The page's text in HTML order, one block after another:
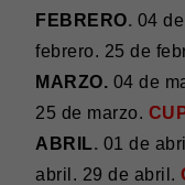
FEBRERO. 04
febrero. 25 de
MARZO. 04 de
25 de marzo.
ABRIL. 01 de
abril. 29 de abril.